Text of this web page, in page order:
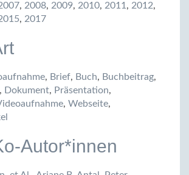
, 2008, 2009, 2010, 2011, 2012,
, 2017
, Brief, Buch, Buchbeitrag,
, Dokument, Präsentation,
, Webseite,
Autor*innen